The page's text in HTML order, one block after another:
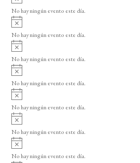
o
v
i
o
No hay ningún evento este día.
A
v
i
o
No hay ningún evento este día.
A
v
i
o
No hay ningún evento este día.
A
v
i
o
No hay ningún evento este día.
A
v
i
o
No hay ningún evento este día.
A
v
i
o
No hay ningún evento este día.
A
v
i
No hay ningún evento este día.